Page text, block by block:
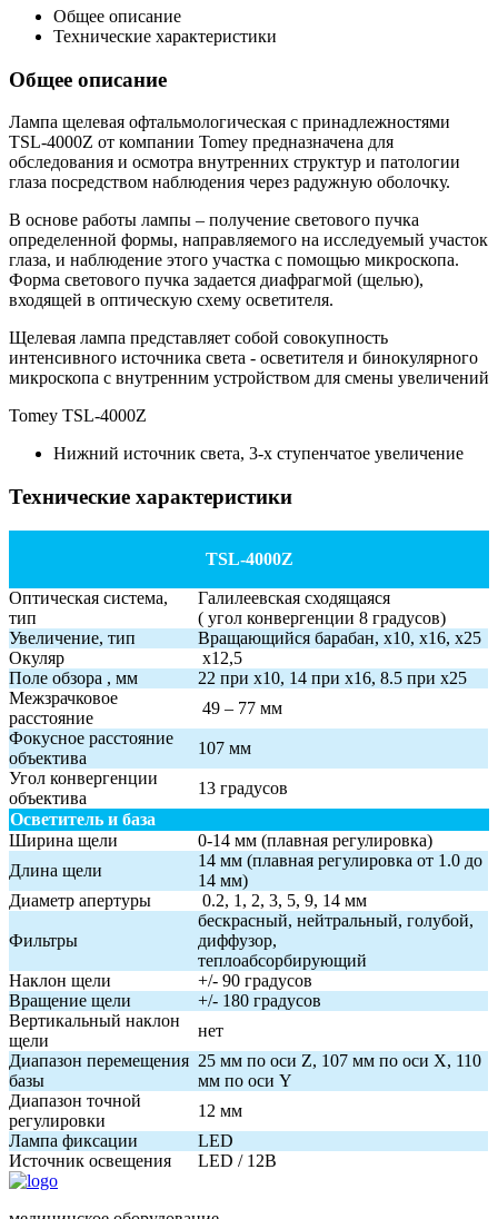
Общее описание
Технические характеристики
Общее описание
Лампа щелевая офтальмологическая c принадлежностями
TSL-4000Z от компании Tomey предназначена для
обследования и осмотра внутренних структур и патологии
глаза посредством наблюдения через радужную оболочку.
В основе работы лампы – получение светового пучка
определенной формы, направляемого на исследуемый участок
глаза, и наблюдение этого участка с помощью микроскопа.
Форма светового пучка задается диафрагмой (щелью),
входящей в оптическую схему осветителя.
Щелевая лампа представляет собой совокупность
интенсивного источника света - осветителя и бинокулярного
микроскопа с внутренним устройством для смены увеличений
Tomey TSL-4000Z
Нижний источник света, 3-х ступенчатое увеличение
Технические характеристики
TSL-4000Z
Оптическая система,
тип
Галилеевская сходящаяся
( угол конвергенции 8 градусов)
Увеличение, тип
Вращающийся барабан, x10, x16, x25
Окуляр
х12,5
Поле обзора , мм
22 при х10, 14 при х16, 8.5 при х25
Межзрачковое
расстояние
49 – 77 мм
Фокусное расстояние
объектива
107 мм
Угол конвергенции
объектива
13 градусов
Осветитель и база
Ширина щели
0-14 мм (плавная регулировка)
Длина щели
14 мм (плавная регулировка от 1.0 до
14 мм)
Диаметр апертуры
0.2, 1, 2, 3, 5, 9, 14 мм
Фильтры
бескрасный, нейтральный, голубой,
диффузор,
теплоабсорбирующий
Наклон щели
+/- 90 градусов
Вращение щели
+/- 180 градусов
Вертикальный наклон
щели
нет
Диапазон перемещения
базы
25 мм по оси Z, 107 мм по оси Х, 110
мм по оси Y
Диапазон точной
регулировки
12 мм
Лампа фиксации
LED
Источник освещения
LED / 12В